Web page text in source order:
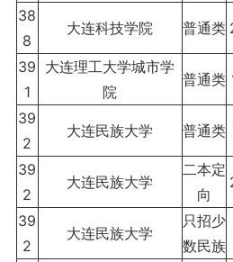
38
8
大连科技学院 普通类
39
1
大连理工大学城市学
院
普通类
39
2
大连民族大学 普通类
39
2
大连民族大学
二本定
向
39
2
大连民族大学
只招少
数民族